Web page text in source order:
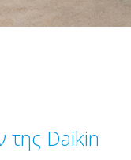
της Daikin